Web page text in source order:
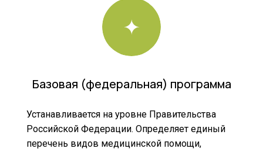
Базовая (федеральная) программа
Устанавливается на уровне Правительства
Российской Федерации. Определяет единый
перечень видов медицинской помощи,